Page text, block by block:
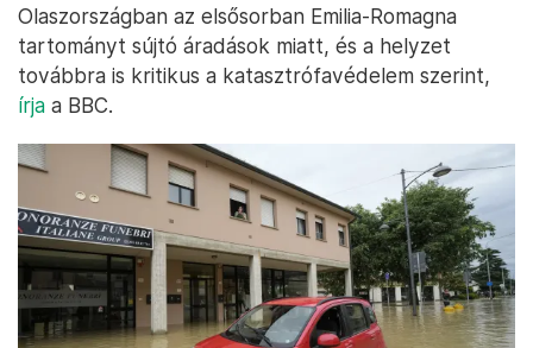
Olaszországban az elsősorban Emilia-Romagna
tartományt sújtó áradások miatt, és a helyzet
továbbra is kritikus a katasztrófavédelem szerint,
írja a BBC.